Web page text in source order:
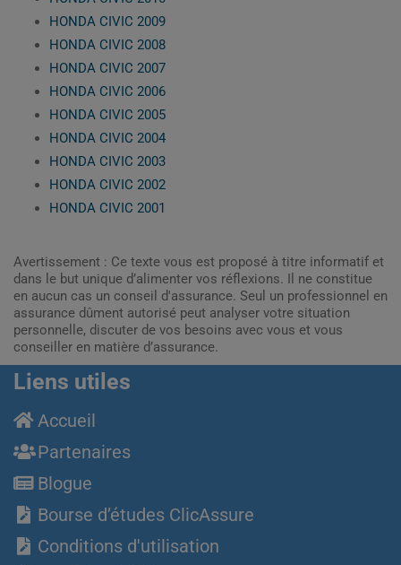
HONDA CIVIC 2009
HONDA CIVIC 2008
HONDA CIVIC 2007
HONDA CIVIC 2006
HONDA CIVIC 2005
HONDA CIVIC 2004
HONDA CIVIC 2003
HONDA CIVIC 2002
HONDA CIVIC 2001
Avertissement : Ce texte vous est proposé à titre informatif et
dans le but unique d’alimenter vos réflexions. Il ne constitue
en aucun cas un conseil d'assurance. Seul un professionnel en
assurance dûment autorisé peut analyser votre situation
personnelle, discuter de vos besoins avec vous et vous
conseiller en matière d’assurance.
Liens utiles
Accueil
Partenaires
Blogue
Bourse d’études ClicAssure
Conditions d'utilisation